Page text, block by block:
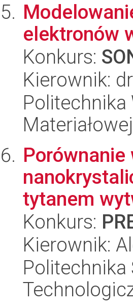
elektronów
Konkurs:
Kierownik:
Politechnika
Materiałowej
Porównanie
tytanem
Konkurs:
Kierownik:
Politechnika